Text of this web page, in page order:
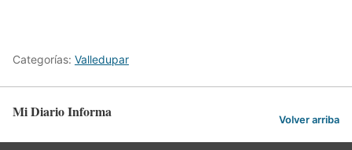
Categorías: Valledupar
Mi Diario Informa Volver arriba